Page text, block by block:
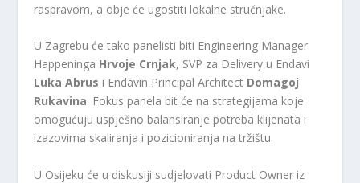
raspravom, a obje će ugostiti lokalne stručnjake.
U Zagrebu će tako panelisti biti Engineering Manager
Happeninga Hrvoje Crnjak, SVP za Delivery u Endavi
Luka Abrus i Endavin Principal Architect Domagoj
Rukavina. Fokus panela bit će na strategijama koje
omogućuju uspješno balansiranje potreba klijenata i
izazovima skaliranja i pozicioniranja na tržištu.
U Osijeku će u diskusiji sudjelovati Product Owner iz